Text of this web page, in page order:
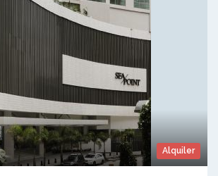
Alquiler